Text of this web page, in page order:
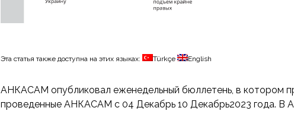
Эта статья также доступна на этих языках: Türkçe English
АНКАСАМ опубликовал еженедельный бюллетень, в котором
проведенные АНКАСАМ с 04 Декабрь 10 Декабрь2023 года.